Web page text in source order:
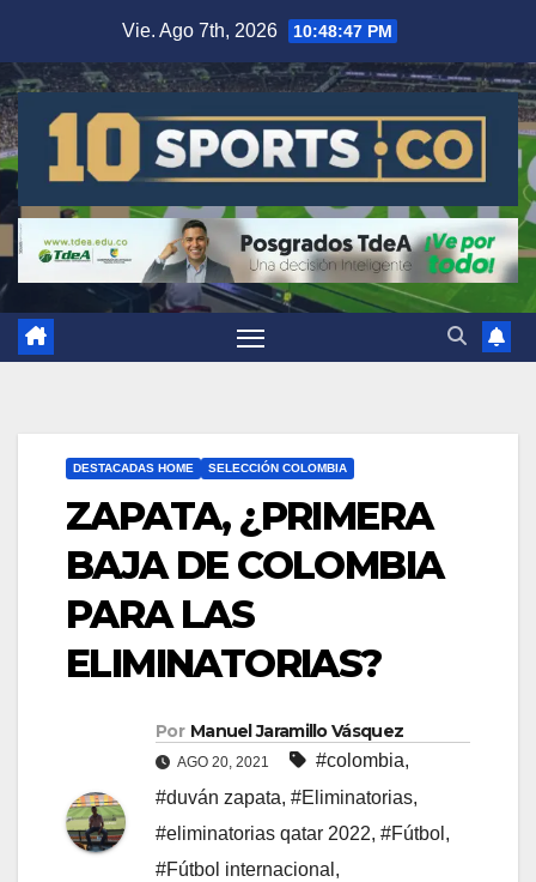
Vie. Ago 7th, 2026 10:48:47 PM
DESTACADAS HOME SELECCIÓN COLOMBIA
ZAPATA, ¿PRIMERA
BAJA DE COLOMBIA
PARA LAS
ELIMINATORIAS?
Por Manuel Jaramillo Vásquez
AGO 20, 2021 #colombia,
#duván zapata, #Eliminatorias,
#eliminatorias qatar 2022, #Fútbol ,
#Fútbol internacional ,